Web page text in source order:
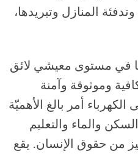
المنازل وتبريدها،
في مستوى معيشي لائق
وموثوقة وآمنة
أمر بالغ الأهميّة
والماء والتعليم
من حقوق الإنسان. يقع